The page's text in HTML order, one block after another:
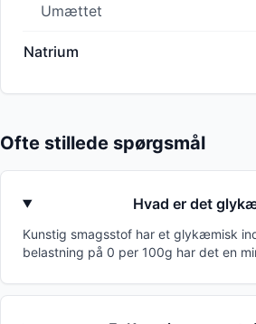
Umættet
Natrium
Ofte stillede spørgsmål
Hvad er det
Kunstig smagsstof har et glykæmisk
belastning på 0 per 100g har det en